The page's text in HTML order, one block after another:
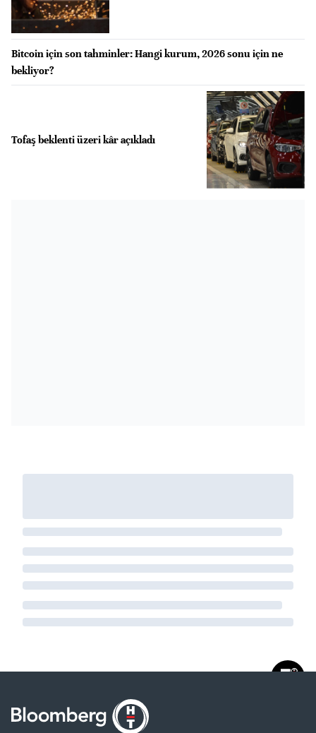
Bitcoin için son tahminler: Hangi kurum, 2026 sonu için ne
bekliyor?
Tofaş beklenti üzeri kâr açıkladı